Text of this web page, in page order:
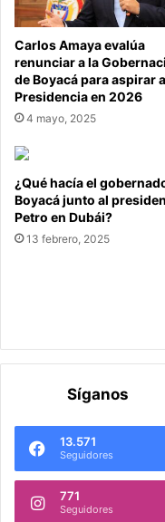
Carlos Amaya evalúa
renunciar a la
de Boyacá para aspirar
Presidencia en 2026
4 mayo, 2025
¿Qué hacía el
Boyacá junto al
Petro en Dubái?
13 febrero, 2025
Síganos
13.571
Seguidores
771
Seguidores